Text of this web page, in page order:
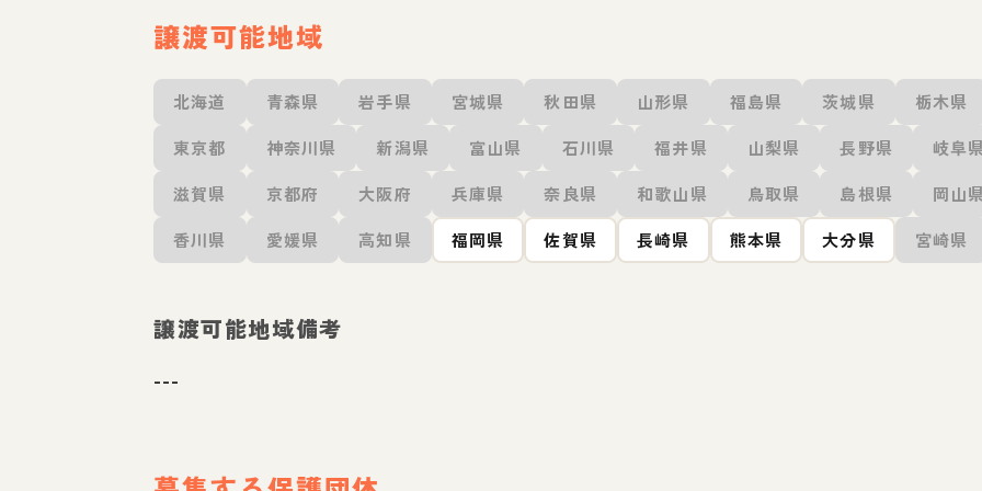
譲渡可能地域
北海道 青森県 岩手県 宮城県 秋田県 山形県 福島県 茨城県
栃木県
東京都
神奈川県 新潟県 富山県 石川県 福井県 山梨県 長野県
岐阜
滋賀県
京都府 大阪府 兵庫県 奈良県 和歌山県 鳥取県 島根県
岡山
香川県
愛媛県 高知県 福岡県 佐賀県 長崎県 熊本県 大分県 宮崎県
譲渡可能地域備考
---